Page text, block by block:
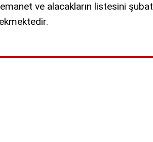
ve alacakların listesini şubat